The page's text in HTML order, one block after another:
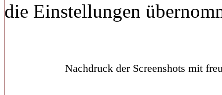
die Einstellungen
Nachdruck der Screenshots mit